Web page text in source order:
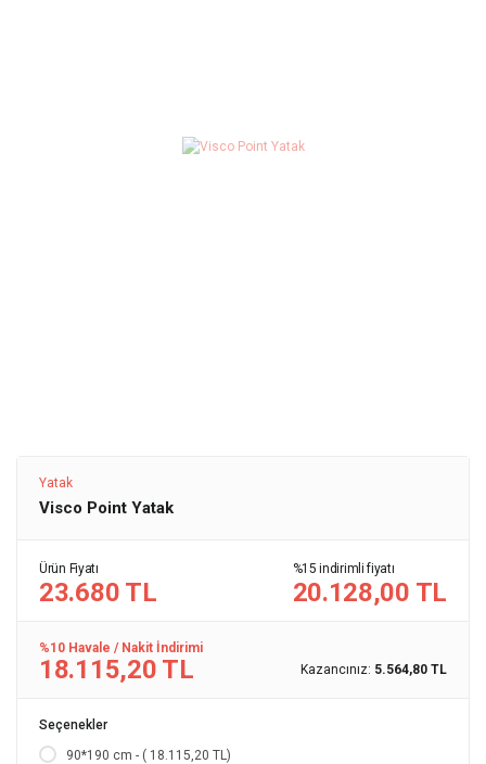
Yatak
Visco Point Yatak
Ürün Fiyatı
23.680 TL
%15 indirimli fiyatı
20.128,00 TL
%10 Havale / Nakit İndirimi
18.115,20 TL Kazancınız: 5.564,80 TL
Seçenekler
90*190 cm - ( 18.115,20 TL)